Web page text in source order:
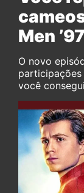
Men ’97
O novo
participações
você